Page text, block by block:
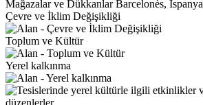
Mağazalar ve Dükkanlar Barcelonès, İspanya
Çevre ve İklim Değişikliği
Toplum ve Kültür
Yerel kalkınma